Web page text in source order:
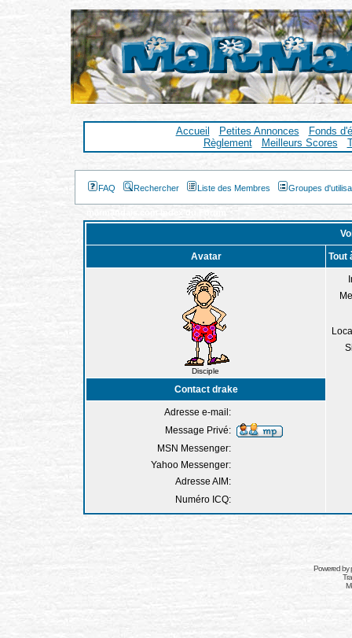
Accueil Petites Annonces
Fonds
Règlement
Meilleurs Scores
FAQ Rechercher Liste des Membres Groupes
Avatar Tout
Disciple
Contact drake
Adresse e-mail:
Message Privé:
MSN Messenger:
Yahoo Messenger:
Adresse AIM:
Numéro ICQ:
Powered by